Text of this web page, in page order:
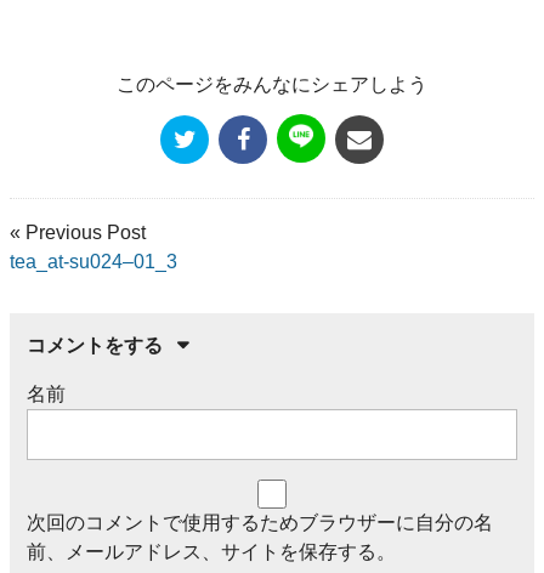
このページをみんなにシェアしよう
« Previous Post
tea_at-su024–01_3
コメントをする
名前
次回のコメントで使用するためブラウザーに自分の名
前、メールアドレス、サイトを保存する。